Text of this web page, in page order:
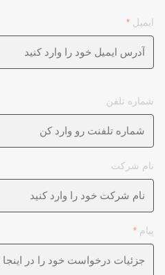
ایمیل *
شماره تلفن
نام شرکت
پیام *